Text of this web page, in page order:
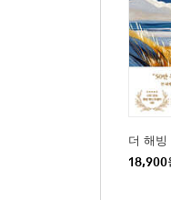
더 해빙
18,900